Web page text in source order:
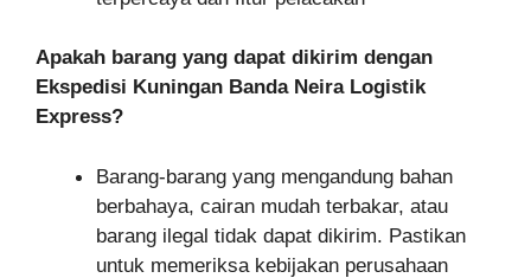
Apakah barang yang dapat dikirim dengan
Ekspedisi Kuningan Banda Neira Logistik
Express?
Barang-barang yang mengandung bahan
berbahaya, cairan mudah terbakar, atau
barang ilegal tidak dapat dikirim. Pastikan
untuk memeriksa kebijakan perusahaan